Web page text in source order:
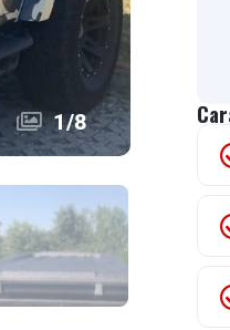
1/8